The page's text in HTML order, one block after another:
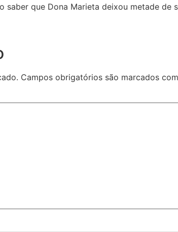
saber que Dona Marieta deixou metade de
Campos obrigatórios são marcados com